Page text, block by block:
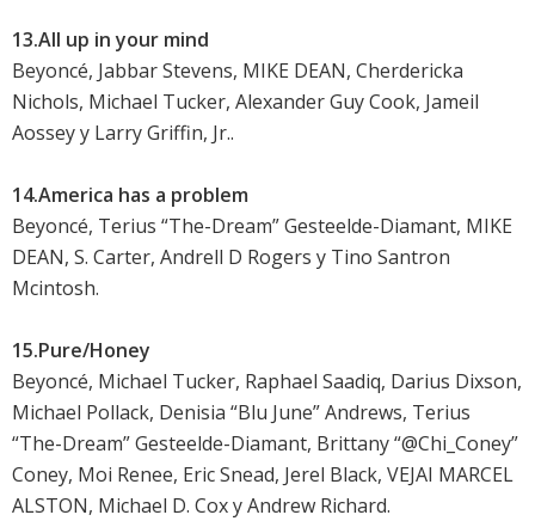
13.All up in your mind
Beyoncé, Jabbar Stevens, MIKE DEAN, Cherdericka
Nichols, Michael Tucker, Alexander Guy Cook, Jameil
Aossey y Larry Griffin, Jr..
14.America has a problem
Beyoncé, Terius “The-Dream” Gesteelde-Diamant, MIKE
DEAN, S. Carter, Andrell D Rogers y Tino Santron
Mcintosh.
15.Pure/Honey
Beyoncé, Michael Tucker, Raphael Saadiq, Darius Dixson,
Michael Pollack, Denisia “Blu June” Andrews, Terius
“The-Dream” Gesteelde-Diamant, Brittany “@Chi_Coney”
Coney, Moi Renee, Eric Snead, Jerel Black, VEJAI MARCEL
ALSTON, Michael D. Cox y Andrew Richard.